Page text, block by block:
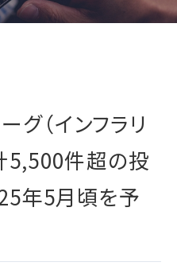
）
ング（インフラリ
5,500件超の投
年5月頃を予